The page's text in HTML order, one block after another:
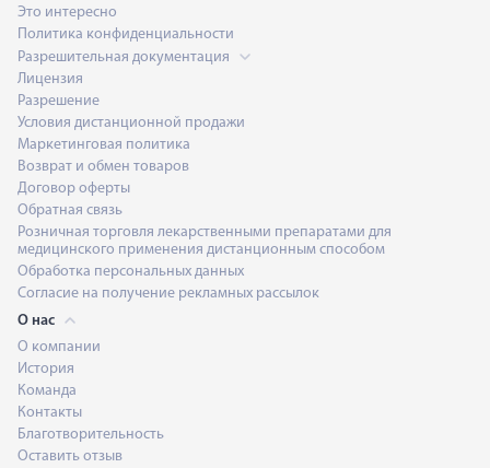
Это интересно
Политика конфиденциальности
Разрешительная документация
Лицензия
Разрешение
Условия дистанционной продажи
Маркетинговая политика
Возврат и обмен товаров
Договор оферты
Обратная связь
Розничная торговля лекарственными препаратами для
медицинского применения дистанционным способом
Обработка персональных данных
Согласие на получение рекламных рассылок
О нас
О компании
История
Команда
Контакты
Благотворительность
Оставить отзыв